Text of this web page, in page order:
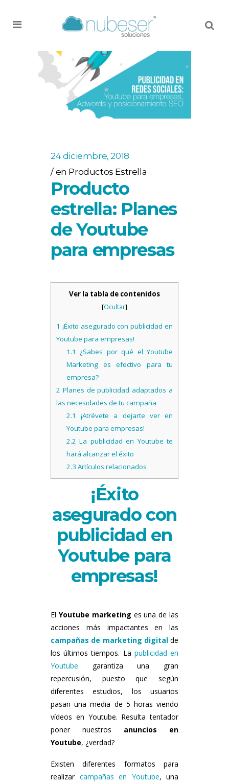
24 diciembre, 2018
en Productos Estrella
Producto
estrella: Planes
de Youtube
para empresas
Ver la tabla de contenidos
[Ocultar]
1 ¡Éxito asegurado con publicidad en
Youtube para empresas!
1.1
¿Sabes por qué el Youtube
Marketing es efectivo para tu
empresa?
2 Planes de publicidad adaptados a
las necesidades de tu campaña
2.1
¡Atrévete a dejarte ver en
Youtube para empresas!
2.2 La publicidad en Youtube te
hará alcanzar el éxito
2.3 Artículos relacionados
¡Éxito
asegurado con
publicidad en
Youtube para
empresas!
El Youtube marketing es una de las
acciones más impactantes en las
campañas de marketing digitalde
los últimos tiempos. La publicidad en
Youtube garantiza una gran
repercusión, puesto que según
diferentes estudios, los usuarios
pasan una media de 5 horas viendo
vídeos en Youtube. Resulta tentador
poner nuestros anuncios en
Youtube, ¿verdad?
Existen diferentes formatos para
realizar campañas en Youtube, una